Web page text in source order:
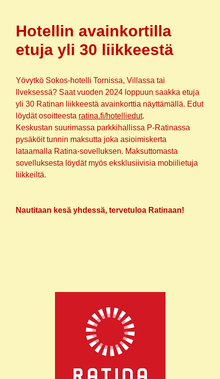
Hotellin avainkortilla
etuja yli 30 liikkeestä
Yövytkö Sokos-hotelli Tornissa, Villassa tai
Ilveksessä? Saat vuoden 2024 loppuun saakka etuja
yli 30 Ratinan liikkeestä avainkorttia näyttämällä. Edut
löydät osoitteesta ratina.fi/hotelliedut.
Keskustan suurimassa parkkihallissa P-Ratinassa
pysäköit tunnin maksutta joka asioimiskerta
lataamalla Ratina-sovelluksen. Maksuttomasta
sovelluksesta löydät myös eksklusiivisia mobiilietuja
liikkeiltä.
Nautitaan kesä yhdessä, tervetuloa Ratinaan!